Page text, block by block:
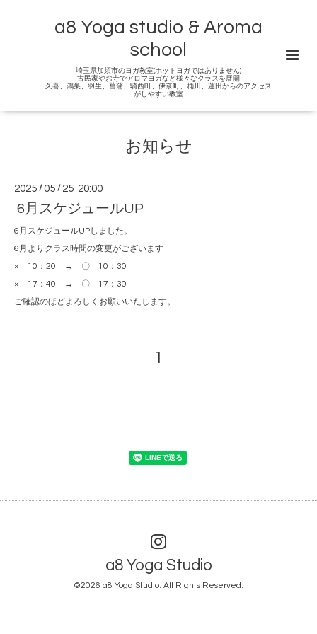
a8 Yoga studio & Aroma
school
埼玉県加須市のヨガ教室(ホットヨガではありません)
古民家やお寺でアロマヨガなど様々なクラスを展開
久喜、鴻巣、羽生、菖蒲、騎西町、伊奈町、桶川、蓮田からのアクセス
がしやすい教室
お知らせ
2025 /05 / 25 20:00
6月スケジュールUP
6月スケジュールUPしました。
6月よりクラス時間の変更がございます
× 10：20 → 〇 10：30
× 17：40 → 〇 17：30
ご確認のほどよろしくお願いいたします。
1
a8 Yoga Studio
©2026 a8 Yoga Studio. All Rights Reserved.